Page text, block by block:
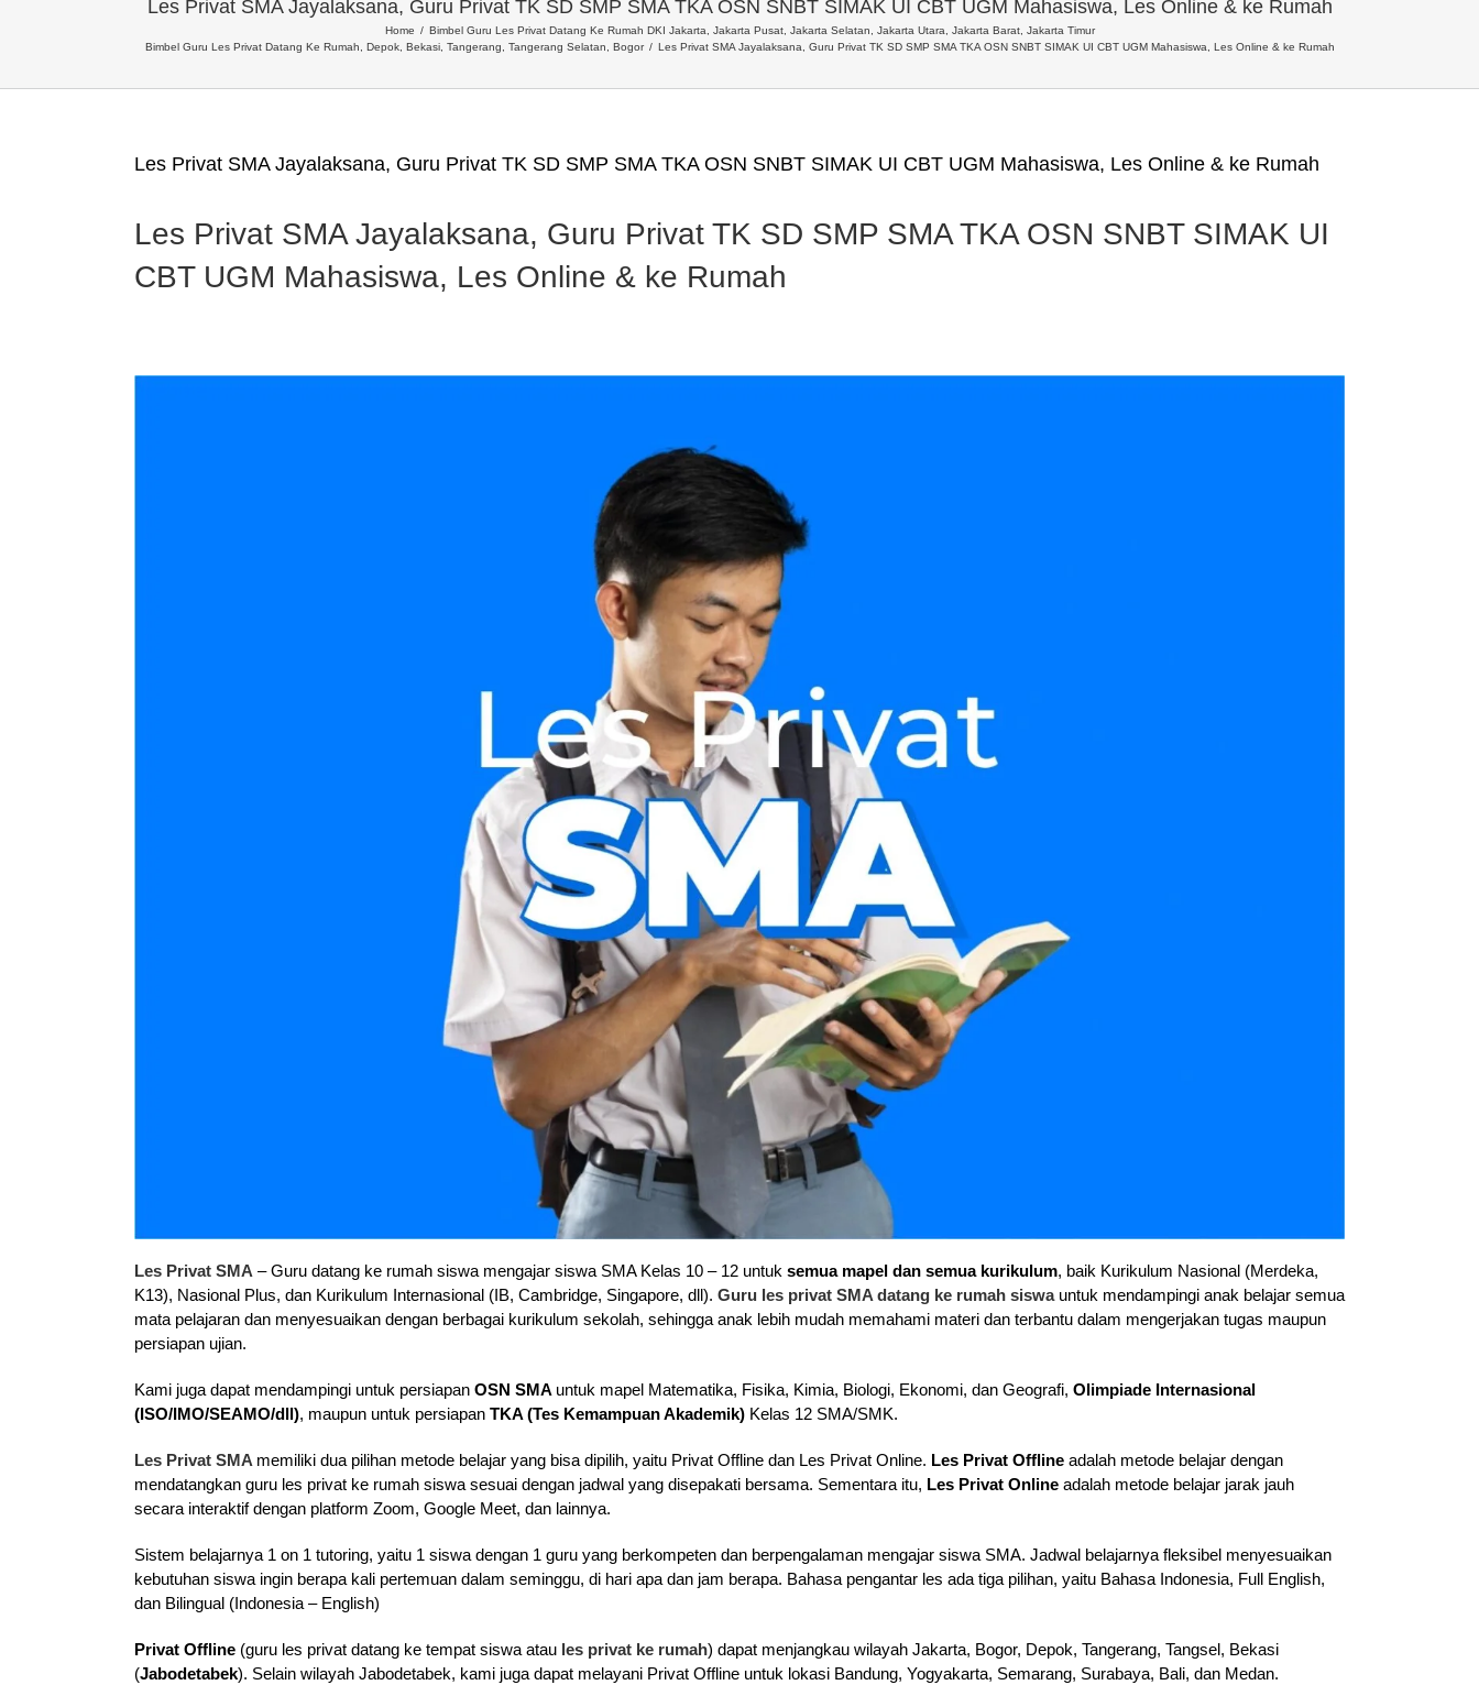
Les Privat SMA Jayalaksana, Guru Privat TK SD SMP SMA TKA OSN SNBT SIMAK UI CBT UGM Mahasiswa, Les Online & ke Rumah
Home
Bimbel Guru Les Privat Datang Ke Rumah DKI Jakarta, Jakarta Pusat, Jakarta Selatan, Jakarta Utara, Jakarta Barat, Jakarta Timur
Bimbel Guru Les Privat Datang Ke Rumah, Depok, Bekasi, Tangerang, Tangerang Selatan, Bogor
Les Privat SMA Jayalaksana, Guru Privat TK SD SMP SMA TKA OSN SNBT SIMAK UI CBT UGM Mahasiswa, Les Online & ke Rumah
Les Privat SMA Jayalaksana, Guru Privat TK SD SMP SMA TKA OSN SNBT SIMAK UI CBT UGM Mahasiswa, Les Online & ke Rumah
Les Privat SMA Jayalaksana, Guru Privat TK SD SMP SMA TKA OSN SNBT SIMAK UI
CBT UGM Mahasiswa, Les Online & ke Rumah
Les Privat SMA – Guru datang ke rumah siswa mengajar siswa SMA Kelas 10 – 12untuk semua mapel dan semua kurikulum, baik Kurikulum Nasional (Merdeka,
K13), Nasional Plus, dan Kurikulum Internasional (IB, Cambridge, Singapore, dll). Guru les privat SMA datang ke rumah siswauntuk mendampingi anak belajar semua
mata pelajaran dan menyesuaikan dengan berbagai kurikulum sekolah, sehingga anak lebih mudah memahami materi dan terbantu dalam mengerjakan tugas maupun
persiapan ujian.
Kami juga dapat mendampingi untuk persiapan OSN SMA untuk mapel Matematika, Fisika, Kimia, Biologi, Ekonomi, dan Geografi, Olimpiade Internasional
(ISO/IMO/SEAMO/dll), maupun untuk persiapanTKA (Tes Kemampuan Akademik)Kelas 12 SMA/SMK.
Les Privat SMA memiliki dua pilihan metode belajar yang bisa dipilih, yaitu Privat Offline dan Les Privat Online. Les Privat Offlineadalah metode belajar dengan
mendatangkan guru les privat ke rumah siswa sesuai dengan jadwal yang disepakati bersama. Sementara itu, Les Privat Onlineadalah metode belajar jarak jauh
secara interaktif dengan platform Zoom, Google Meet, dan lainnya.
Sistem belajarnya 1 on 1 tutoring, yaitu 1 siswa dengan 1 guru yang berkompeten dan berpengalaman mengajar siswa SMA. Jadwal belajarnya fleksibel menyesuaikan
kebutuhan siswa ingin berapa kali pertemuan dalam seminggu, di hari apa dan jam berapa. Bahasa pengantar les ada tiga pilihan, yaitu Bahasa Indonesia, Full English,
dan Bilingual (Indonesia – English)
Privat Offline(guru les privat datang ke tempat siswa ataules privat ke rumah) dapat menjangkau wilayah Jakarta, Bogor, Depok, Tangerang, Tangsel, Bekasi
(Jabodetabek). Selain wilayah Jabodetabek, kami juga dapat melayani Privat Offline untuk lokasi Bandung, Yogyakarta, Semarang, Surabaya, Bali, dan Medan.